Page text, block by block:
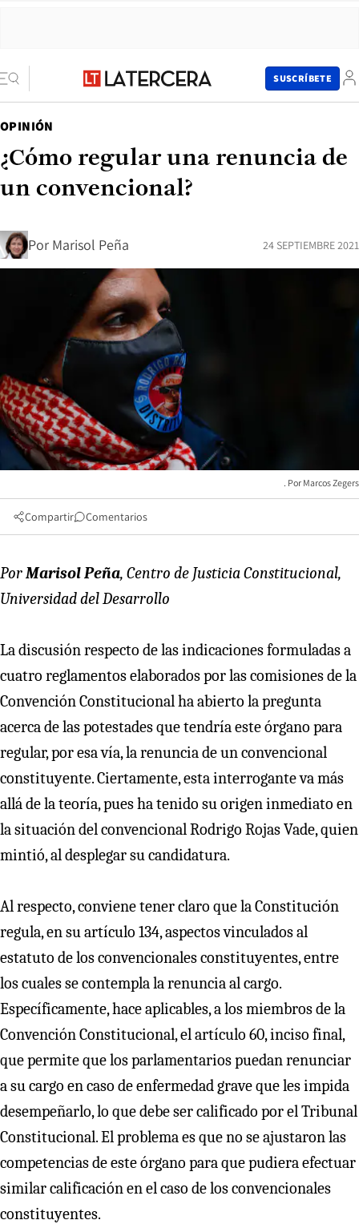
SUSCRÍBETE
OPINIÓN
¿Cómo regular una renuncia de
un convencional?
Por Marisol Peña 24 SEPTIEMBRE 2021
Marcos Zegers
Compartir Comentarios
PorMarisol Peña, Centro de Justicia Constitucional,
Universidad del Desarrollo
La discusión respecto de las indicaciones formuladas a
cuatro reglamentos elaborados por las comisiones de la
Convención Constitucional ha abierto la pregunta
acerca de las potestades que tendría este órgano para
regular, por esa vía, la renuncia de un convencional
constituyente. Ciertamente, esta interrogante va más
allá de la teoría, pues ha tenido su origen inmediato en
la situación del convencional Rodrigo Rojas Vade, quien
mintió, al desplegar su candidatura.
Al respecto, conviene tener claro que la Constitución
regula, en su artículo 134, aspectos vinculados al
estatuto de los convencionales constituyentes, entre
los cuales se contempla la renuncia al cargo.
Específicamente, hace aplicables, a los miembros de la
Convención Constitucional, el artículo 60, inciso final,
que permite que los parlamentarios puedan renunciar
a su cargo en caso de enfermedad grave que les impida
desempeñarlo, lo que debe ser calificado por el Tribunal
Constitucional. El problema es que no se ajustaron las
competencias de este órgano para que pudiera efectuar
similar calificación en el caso de los convencionales
constituyentes.